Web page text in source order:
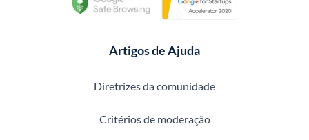
Artigos de Ajuda
Diretrizes da comunidade
Critérios de moderação